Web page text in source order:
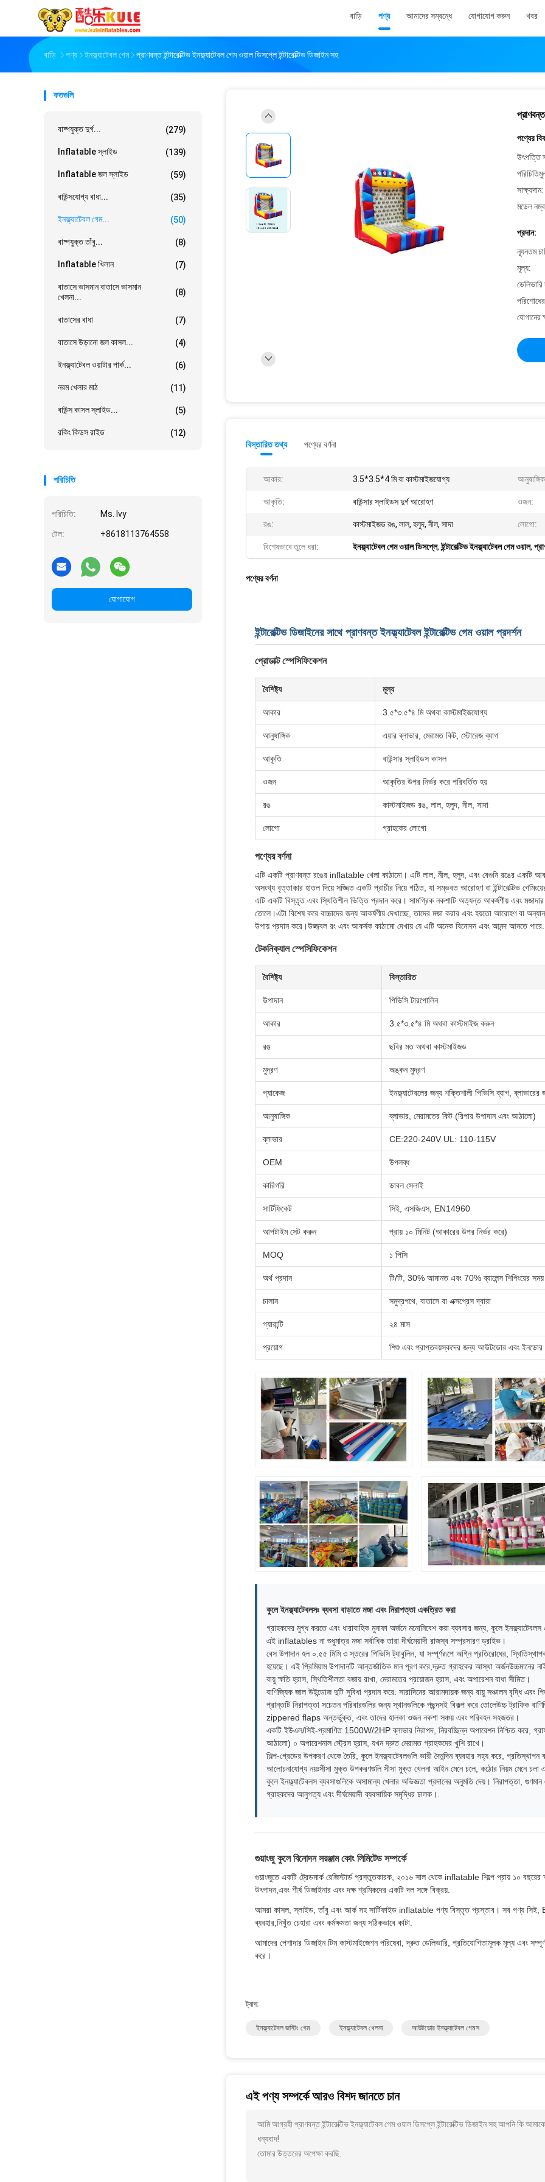
বাড়ি পণ্য আমাদের সম্বন্ধে যোগাযোগ করুন খবর
বাড়ি পণ্য ইনফ্ল্যাটেবল গেম প্রাণবন্ত ইন্টারেক্টিভ ইনফ্ল্যাটেবল গেম ওয়াল ডিসপ্লে ইন্টারেক্টিভ ডিজাইন সহ
কতগুলি
বাষ্পযুক্ত দুর্গ... (279)
Inflatable স্লাইড (139)
Inflatable জল স্লাইড (59)
বাউন্সযোগ্য বাধা... (35)
ইনফ্ল্যাটেবল গেম... (50)
বাষ্পযুক্ত তাঁবু... (8)
Inflatable খিলান (7)
বাতাসে ভাসমান বাতাসে ভাসমান
খেলনা...
(8)
বাতাসের বাধা (7)
বাতাসে উড়ানো জল কাসল... (4)
ইনফ্ল্যাটেবল ওয়াটার পার্ক... (6)
নরম খেলার মাঠ (11)
বাউন্স কাসল স্লাইড... (5)
রকিং কিডস রাইড (12)
পরিচিতি
পরিচিতি: Ms. Ivy
টেল: +8618113764558
যোগাযোগ
পণ্যের
উৎপত্তি
সাক্ষ্যদান:
মডেল
প্রদান:
ন্যূনতম
মূল্য:
যোগানের
বিস্তারিত তথ্য পণ্যের বর্ণনা
আকার: 3.5*3.5*4 মি বা কাস্টমাইজযোগ্য
আকৃতি: বাউন্সার স্লাইডস দুর্গ আরোহণ ওজন:
রঙ: কাস্টমাইজড রঙ, লাল, হলুদ, নীল, সাদা লোগো:
বিশেষভাবে তুলে ধরা: ইনফ্ল্যাটেবল গেম ওয়াল ডিসপ্লে,ইন্টারেক্টিভ ইনফ্ল্যাটেবল গেম ওয়াল,
পণ্যের বর্ণনা
ইন্টারেক্টিভ ডিজাইনের সাথে প্রাণবন্ত ইনফ্ল্যাটেবল ইন্টারেক্টিভ গেম ওয়াল প্রদর্শন
প্রোডাক্ট স্পেসিফিকেশন
বৈশিষ্ট্য মূল্য
আকার 3.৫*৩.৫*৪ মি অথবা কাস্টমাইজযোগ্য
আনুষাঙ্গিক এয়ার ব্লাভার, মেরামত কিট, স্টোরেজ ব্যাগ
আকৃতি বাউন্সার স্লাইডস কাসল
ওজন আকৃতির উপর নির্ভর করে পরিবর্তিত হয়
রঙ কাস্টমাইজড রঙ, লাল, হলুদ, নীল, সাদা
লোগো গ্রাহকের লোগো
পণ্যের বর্ণনা
এটি একটি প্রাণবন্ত রঙের inflatable খেলা কাঠামো। এটি লাল, নীল, হলুদ, এবং বেগুনি রঙের একটি
অসংখ্য বৃত্তাকার হাতল দিয়ে সজ্জিত একটি প্রাচীর নিয়ে গঠিত, যা সম্ভবত আরোহণ বা ইন্টারেক্টিভ
এটি একটি বিস্তৃত এবং স্থিতিশীল ভিত্তি প্রদান করে। সামগ্রিক নকশাটি অত্যন্ত আকর্ষণীয় এবং
তোলে।এটা বিশেষ করে বাচ্চাদের জন্য আকর্ষণীয় দেখাচ্ছে, তাদের মজা করার এবং হয়তো আরোহণ বা অন্যান্য
উপায় প্রদান করে।উজ্জ্বল রং এবং আকর্ষক কাঠামো দেখায় যে এটি অনেক বিনোদন এবং আনন্দ আনতে পারে.
টেকনিক্যাল স্পেসিফিকেশন
বৈশিষ্ট্য বিস্তারিত
উপাদান পিভিসি টারপোলিন
আকার 3.৫*৩.৫*৪ মি অথবা কাস্টমাইজ করুন
রঙ ছবির মত অথবা কাস্টমাইজড
মুদ্রণ অঙ্কন মুদ্রণ
প্যাকেজ ইনফ্ল্যাটেবলের জন্য শক্তিশালী পিভিসি ব্যাগ, ব্লাভারের
আনুষাঙ্গিক ব্লাভার, মেরামতের কিট (রিপার উপাদান এবং আঠালো)
ব্লাভার CE:220-240V UL: 110-115V
OEM উপলব্ধ
কারিগরি ডাবল সেলাই
সার্টিফিকেট সিই, এসজিএস, EN14960
আপটাইম সেট করুন প্রায় ১০ মিনিট (আকারের উপর নির্ভর করে)
MOQ ১ পিসি
অর্থ প্রদান টি/টি, 30% আমানত এবং 70% ব্যালেন্স শিপিংয়ের সময়
চালান সমুদ্রপথে, বাতাসে বা এক্সপ্রেস দ্বারা
গ্যারান্টি ২৪ মাস
প্রয়োগ শিশু এবং প্রাপ্তবয়স্কদের জন্য আউটডোর এবং ইনডোর
কুলে ইনফ্ল্যাটেবলসঃ ব্যবসা বাড়াতে মজা এবং নিরাপত্তা একত্রিত করা
গ্রাহকদের মুগ্ধ করতে এবং ধারাবাহিক মুনাফা অর্জনে মনোনিবেশ করা ব্যবসার জন্য, কুলে
এই inflatables না শুধুমাত্র মজা সর্বাধিক তারা দীর্ঘমেয়াদী রাজস্ব সম্প্রসারণ ড্রাইভ।
বেস উপাদান হল ০.৫৫ মিমি ৩ স্তরের পিভিসি ট্যাবুলিন, যা সম্পূর্ণরূপে অগ্নি প্রতিরোধের,
হয়েছে। এই প্রিমিয়াম উপাদানটি আন্তর্জাতিক মান পূরণ করে,দ্রুত গ্রাহকের আস্থা
বায়ু ক্ষতি হ্রাস, স্থিতিশীলতা বজায় রাখা, মেরামতের প্রয়োজন হ্রাস, এবং অপারেশন বাধা সীমিত।
বাণিজ্যিক জাল উইন্ডোজ দুটি সুবিধা প্রদান করে: সারাদিনের আরামদায়ক জন্য বায়ু সঞ্চালন বৃদ্ধি এবং
প্রান্তটি নিরাপত্তা সচেতন পরিবারগুলির জন্য স্থানগুলিকে পছন্দসই বিকল্প করে তোলেউচ্চ ট্রাফিক
zippered flaps অন্তর্ভুক্ত, এবং তাদের হালকা ওজন নকশা সঞ্চয় এবং পরিবহন সহজতর।
একটি ইউএল/সিই-প্রমাণিত 1500W/2HP ব্লাভার নিরাপদ, নিরবচ্ছিন্ন অপারেশন নিশ্চিত করে,
আঠালো) ০ অপারেশনাল স্ট্রেস হ্রাস, যখন দ্রুত মেরামত গ্রাহকদের খুশি রাখে।
শিল্প-গ্রেডের উপকরণ থেকে তৈরি, কুলে ইনফ্ল্যাটেবলগুলি ভারী দৈনন্দিন ব্যবহার সহ্য করে, প্রতিস্থাপন
আলোচনাযোগ্য নয়ঃসীসা মুক্ত উপকরণগুলি সীসা মুক্ত খেলনা আইন মেনে চলে, কঠোর নিয়ম মেনে চলা
কুলে ইনফ্ল্যাটেবলস ব্যবসাগুলিকে অসামান্য খেলার অভিজ্ঞতা প্রদানের অনুমতি দেয়। নিরাপত্তা,
গ্রাহকদের আনুগত্য এবং দীর্ঘমেয়াদী ব্যবসায়িক সমৃদ্ধির চালক।.
গুয়াংজু কুলে বিনোদন সরঞ্জাম কোং লিমিটেড সম্পর্কে
গুয়াংজুতে একটি ট্রেডমার্ক রেজিস্টার্ড প্রস্তুতকারক, ২০১৬ সাল থেকে inflatable শিল্পে প্রায় ১০ বছরের
উৎপাদন,এবং শীর্ষ ডিজাইনার এবং দক্ষ শ্রমিকদের একটি দল সঙ্গে বিক্রয়.
আমরা কাসল, স্লাইড, তাঁবু এবং আর্ক সহ সার্টিফাইড inflatable পণ্য বিস্তৃত প্রস্তাব। সব পণ্য সিই,
ব্যবহার,নিখুঁত চেহারা এবং কর্মক্ষমতা জন্য সঠিকভাবে কাটা.
আমাদের পেশাদার ডিজাইন টিম কাস্টমাইজেশন পরিষেবা, দ্রুত ডেলিভারি, প্রতিযোগিতামূলক মূল্য এবং
করে।
ট্যাগ:
ইনফ্ল্যাটেবল জস্টিং গেম ইনফ্ল্যাটেবল খেলনা আউটডোর ইনফ্ল্যাটেবল গেমস
এই পণ্য সম্পর্কে আরও বিশদ জানতে চান
আমি আগ্রহী প্রাণবন্ত ইন্টারেক্টিভ ইনফ্ল্যাটেবল গেম ওয়াল ডিসপ্লে ইন্টারেক্টিভ ডিজাইন সহ আপনি কি
ধন্যবাদ!
তোমার উত্তরের অপেক্ষা করছি.